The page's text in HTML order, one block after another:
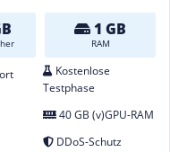
1 GB
RAM
Kostenlose
Testphase
40 GB (v)GPU-RAM
DDoS-Schutz